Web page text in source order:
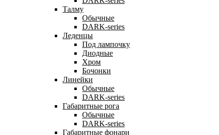
Талму
Обычные
DARK-series
Леденцы
Под лампочку
Диодные
Хром
Бочонки
Линейки
Обычные
DARK-series
Габаритные рога
Обычные
DARK-series
Габаритные фонари